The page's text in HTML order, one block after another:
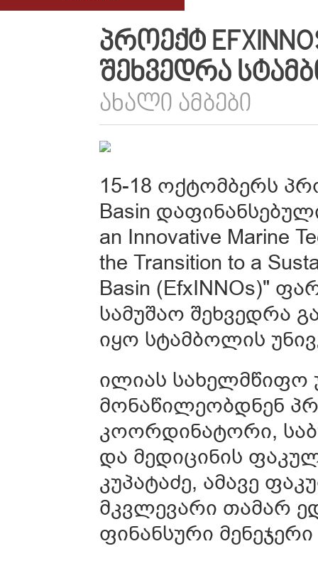
ᲞᲠᲝᲔᲥᲢ
ᲨᲔᲮᲕᲔᲓᲠᲐ
ᲐᲮᲐᲚᲘ ᲐᲛᲑᲔᲑᲘ
15-18 ოქტომბერს
Basin
an Innovative Marine
the Transition to a
Basin (EfxINNOs)"
სამუშაო შეხვედრა
იყო სტამბოლის
ილიას სახელმწიფო
მონაწილეობდნენ
კოორდინატორი,
და მედიცინის
კუპატაძე, ამავე
მკვლევარი თამარ
ფინანსური